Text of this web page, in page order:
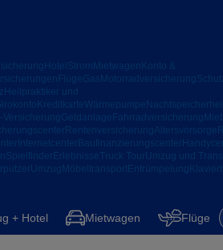
Hotel Strom Mietwagen Konto &
FlügeGas Motorradversicherung
Heilpraktiker und
KreditkarteWärmepumpe
VersicherungGeldanlage Fahrradversicherung
RentenversicherungAltersvorsorge
Internetcenter Baufinanzierungscenter
Spielfinder ErlebnisseTruck Tour Umzug und
Umzug Möbeltransport Entrümpelung
+ Hotel Mietwagen Flüge